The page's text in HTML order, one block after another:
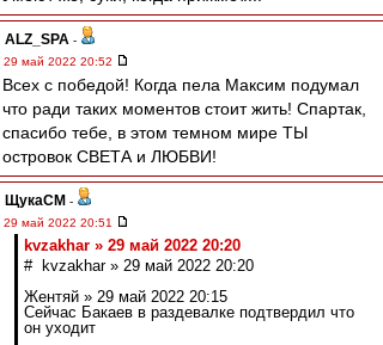
ALZ_SPA -
29 май 2022 20:52
Всех с победой! Когда пела Максим подумал
что ради таких моментов стоит жить! Спартак,
спасибо тебе, в этом темном мире ТЫ
островок СВЕТА и ЛЮБВИ!
ЩукаСМ -
29 май 2022 20:51
kvzakhar » 29 май 2022 20:20
# kvzakhar » 29 май 2022 20:20
Жентяй » 29 май 2022 20:15
Сейчас Бакаев в раздевалке подтвердил что
он уходит